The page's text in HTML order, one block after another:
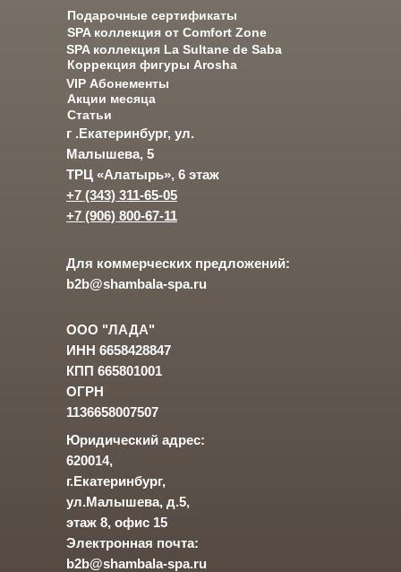
Подарочные сертификаты
SPA коллекция от Comfort Zone
Коррекция фигуры Arosha
SPA коллекция La Sultane de Saba
Акции месяца
VIP Абонементы
Статьи
г .Екатеринбург, ул.
Малышева, 5
ТРЦ «Алатырь», 6 этаж
+7 (343) 311-65-05
+7 (906) 800-67-11
ООО "ЛАДА"
ИНН 6658428847
КПП 665801001
ОГРН
1136658007507
Юридический адрес:
620014,
г.Екатеринбург,
ул.Малышева, д.5,
этаж 8, офис 15
Электронная почта:
b2b@shambala-spa.ru
Для коммерческих предложений:
b2b@shambala-spa.ru